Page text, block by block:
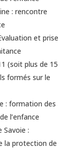
: rencontre
et prise
(soit plus de 15
formés sur le
: formation des
l’enfance
Savoie :
la protection de